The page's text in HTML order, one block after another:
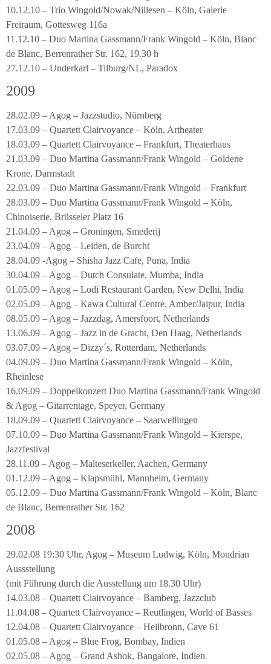
10.12.10 – Trio Wingold/Nowak/Nillesen – Köln, Galerie
Freiraum, Gottesweg 116a
11.12.10 – Duo Martina Gassmann/Frank Wingold – Köln, Blanc
de Blanc, Berrenrather Str. 162, 19.30 h
27.12.10 – Underkarl – Tilburg/NL, Paradox
2009
28.02.09 – Agog – Jazzstudio, Nürnberg
17.03.09 – Quartett Clairvoyance – Köln, Artheater
18.03.09 – Quartett Clairvoyance – Frankfurt, Theaterhaus
21.03.09 – Duo Martina Gassmann/Frank Wingold – Goldene
Krone, Darmstadt
22.03.09 – Duo Martina Gassmann/Frank Wingold – Frankfurt
28.03.09 – Duo Martina Gassmann/Frank Wingold – Köln,
Chinoiserie, Brüsseler Platz 16
21.04.09 – Agog – Groningen, Smederij
23.04.09 – Agog – Leiden, de Burcht
28.04.09 -Agog – Shisha Jazz Cafe, Puna, India
30.04.09 – Agog – Dutch Consulate, Mumba, India
01.05.09 – Agog – Lodi Restaurant Garden, New Delhi, India
02.05.09 – Agog – Kawa Cultural Centre, Amber/Jaipur, India
08.05.09 – Agog – Jazzdag, Amersfoort, Netherlands
13.06.09 – Agog – Jazz in de Gracht, Den Haag, Netherlands
03.07.09 – Agog – Dizzy´s, Rotterdam, Netherlands
04.09.09 – Duo Martina Gassmann/Frank Wingold – Köln,
Rheinlese
16.09.09 – Doppelkonzert Duo Martina Gassmann/Frank Wingold
& Agog – Gitarrentage, Speyer, Germany
18.09.09 – Quartett Clairvoyance – Saarwellingen
07.10.09 – Duo Martina Gassmann/Frank Wingold – Kierspe,
Jazzfestival
28.11.09 – Agog – Malteserkeller, Aachen, Germany
01.12.09 – Agog – Klapsmühl, Mannheim, Germany
05.12.09 – Duo Martina Gassmann/Frank Wingold – Köln, Blanc
de Blanc, Berrenrather Str. 162
2008
29.02.08 19:30 Uhr, Agog – Museum Ludwig, Köln, Mondrian
Aussstellung
(mit Führung durch die Ausstellung um 18.30 Uhr)
14.03.08 – Quartett Clairvoyance – Bamberg, Jazzclub
11.04.08 – Quartett Clairvoyance – Reutlingen, World of Basses
12.04.08 – Quartett Clairvoyance – Heilbronn, Cave 61
01.05.08 – Agog – Blue Frog, Bombay, Indien
02.05.08 – Agog – Grand Ashok, Bangalore, Indien